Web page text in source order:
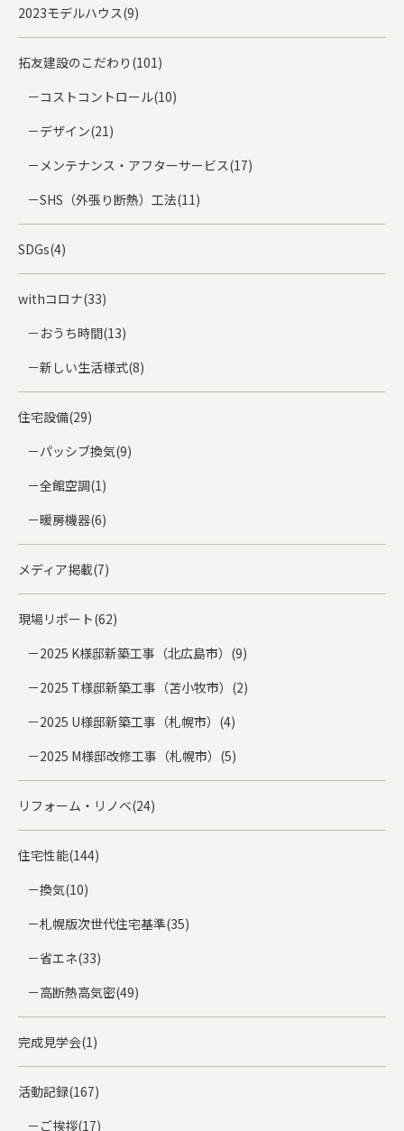
2023モデルハウス(9)
拓友建設のこだわり(101)
コストコントロール(10)
デザイン(21)
メンテナンス・アフターサービス(17)
SHS（外張り断熱）工法(11)
SDGs(4)
withコロナ(33)
おうち時間(13)
新しい生活様式(8)
住宅設備(29)
パッシブ換気(9)
全館空調(1)
暖房機器(6)
メディア掲載(7)
現場リポート(62)
2025 K様邸新築工事（北広島市）(9)
2025 T様邸新築工事（苫小牧市）(2)
2025 U様邸新築工事（札幌市）(4)
2025 M様邸改修工事（札幌市）(5)
リフォーム・リノベ(24)
住宅性能(144)
換気(10)
札幌版次世代住宅基準(35)
省エネ(33)
高断熱高気密(49)
完成見学会(1)
活動記録(167)
ご挨拶(17)